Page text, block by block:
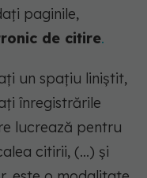
paginile,
de citire.
un spațiu liniștit,
înregistrările
lucrează pentru
citirii, (...) și